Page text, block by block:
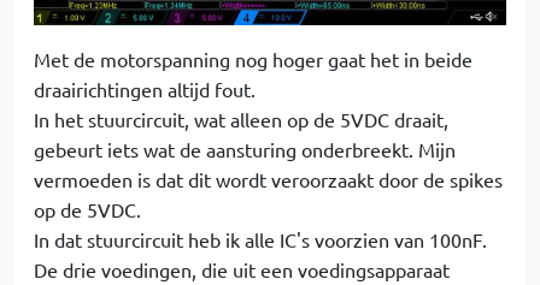
Met de motorspanning nog hoger gaat het in beide
draairichtingen altijd fout.
In het stuurcircuit, wat alleen op de 5VDC draait,
gebeurt iets wat de aansturing onderbreekt. Mijn
vermoeden is dat dit wordt veroorzaakt door de spikes
op de 5VDC.
In dat stuurcircuit heb ik alle IC's voorzien van 100nF.
De drie voedingen, die uit een voedingsapparaat